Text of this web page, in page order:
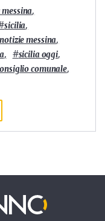
,
sicilia,
notizie messina,
, #sicilia oggi,
comunale,